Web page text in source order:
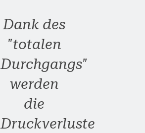
Dank des
"totalen
Durchgangs"
werden
die
Druckverluste